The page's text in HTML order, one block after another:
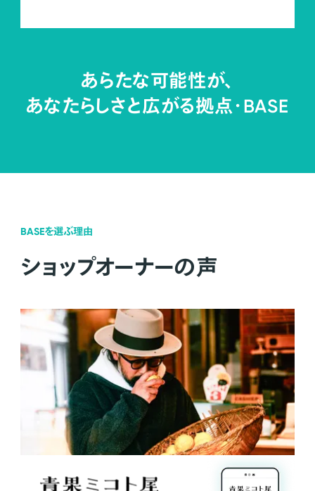
あらたな可能性が、
あなたらしさと広がる拠点・BASE
BASEを選ぶ理由
ショップオーナーの声